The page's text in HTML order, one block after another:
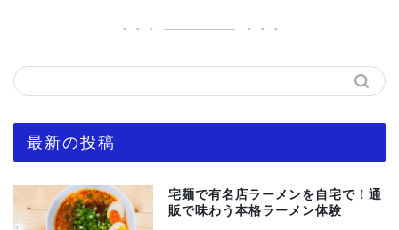
最新の投稿
宅麺で有名店ラーメンを自宅で！通
販で味わう本格ラーメン体験